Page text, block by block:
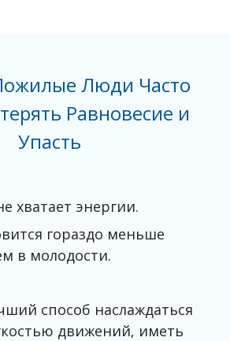
Люди Часто
Равновесие и
Упасть
хватает энергии.
гораздо меньше
в молодости.
способ наслаждаться
движений, иметь